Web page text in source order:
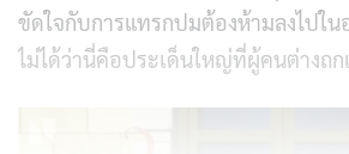
ขัดใจกับการแทรกปมต้องห้ามลงไปใน
ไม่ได้ว่านี่คือประเด็นใหญ่ที่ผู้คนต่างถก